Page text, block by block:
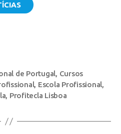
de Portugal, Cursos
, Escola Profissional,
, Profitecla Lisboa